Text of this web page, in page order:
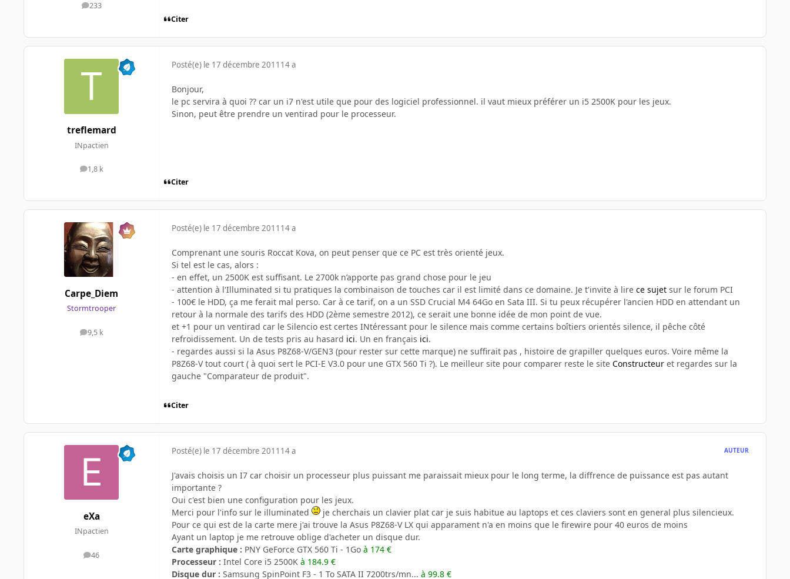
233
messages
Citer
treflemard
INpactien
1,8 k
messages
Posté(e) le 17 décembre 2011 14 a
Bonjour,
le pc servira à quoi ?? car un i7 n'est utile que pour des logiciel professionnel. il vaut mieux préférer un i5 2500K pour les jeux.
Sinon, peut être prendre un ventirad pour le processeur.
Citer
Carpe_Diem
Stormtrooper
9,5 k
messages
Posté(e) le 17 décembre 2011 14 a
Comprenant une souris Roccat Kova, on peut penser que ce PC est très orienté jeux.
Si tel est le cas, alors :
- en effet, un 2500K est suffisant. Le 2700k n’apporte pas grand chose pour le jeu
- attention à l'Illuminated si tu pratiques la combinaison de touches car il est limité dans ce domaine. Je t'invite à lire ce sujet sur le forum PCI
- 100€ le HDD, ça me ferait mal perso. Car à ce tarif, on a un SSD Crucial M4 64Go en Sata III. Si tu peux récupérer l'ancien HDD en attendant un
retour à la normale des tarifs des HDD (2ème semestre 2012), ce serait une bonne idée de mon point de vue.
et +1 pour un ventirad car le Silencio est certes INtéressant pour le silence mais comme certains boîtiers orientés silence, il pêche côté
refroidissement. Un de tests pris au hasard ici. Un en français ici.
- regardes aussi si la Asus P8Z68-V/GEN3 (pour rester sur cette marque) ne suffirait pas , histoire de grapiller quelques euros. Voire même la
P8Z68-V tout court ( à quoi sert le PCI-E V3.0 pour une GTX 560 Ti ?). Le meilleur site pour comparer reste le site Constructeur et regardes sur la
gauche "Comparateur de produit".
Citer
eXa
INpactien
46
messages
Posté(e) le 17 décembre 2011 14 a AUTEUR
J'avais choisis un I7 car choisir un processeur plus puissant me paraissait mieux pour le long terme, la diffrence de puissance est pas autant
importante ?
Oui c'est bien une configuration pour les jeux.
Merci pour l'info sur le illuminated
je cherchais un clavier plat car je suis habitue au laptops et ces claviers sont en general plus silencieux.
Pour ce qui est de la carte mere j'ai trouve la Asus P8Z68-V LX qui apparament n'a en moins que le firewire pour 40 euros de moins
Ayant un laptop je me retrouve oblige d'acheter un disque dur.
Carte graphique : PNY GeForce GTX 560 Ti - 1Go à 174 €
Processeur : Intel Core i5 2500K à 184.9 €
Disque dur : Samsung SpinPoint F3 - 1 To SATA II 7200trs/mn... à 99.8 €